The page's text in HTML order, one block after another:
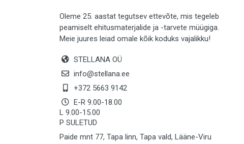
KIVID (31)
KATTED (132)
MAALRITARBED (1025)
SOOJUSTUS (16)
KEEMIA (220)
TÖÖRIIDED (117)
SAUN (8)
Oleme 25. aastat tegutsev ettevõte, mis tegeleb
peamiselt ehitusmaterjalide ja -tarvete müügiga.
Meie juures leiad omale kõik koduks vajalikku!
STELLANA OÜ
info@stellana.ee
+372 5663 9142
E-R 9.00-18.00
L 9.00-15.00
P SULETUD
Paide mnt 77, Tapa linn, Tapa vald, Lääne-Viru